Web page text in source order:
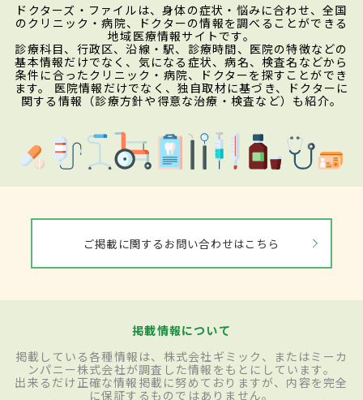
ドクターズ・ファイルは、身体の症状・悩みに合わせ、全国
のクリニック・病院、ドクターの情報を調べることができる
地域医療情報サイトです。
診療科目、行政区、沿線・駅、診療時間、医院の特徴などの
基本情報だけでなく、気になる症状、病名、検査名などから
条件に合ったクリニック・病院、ドクターを探すことができ
ます。 医院情報だけでなく、独自取材に基づき、ドクターに
関する情報（診療方針や得意な治療・検査など）も紹介。
ご掲載に関するお問い合わせはこちら
掲載情報について
掲載している各種情報は、株式会社ギミック、またはミーカ
ンパニー株式会社が調査した情報をもとにしています。
出来るだけ正確な情報掲載に努めておりますが、内容を完全
に保証するものではありません。